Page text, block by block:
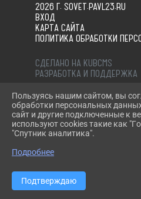
2026 Г. SOVET.PAVL23.RU
ВХОД
КАРТА САЙТА
ПОЛИТИКА ОБРАБОТКИ
СДЕЛАНО НА KUBCMS
РАЗРАБОТКА И ПОДДЕРЖКА
Пользуясь нашим сайтом, вы
обработки персональных
сайт и другие подключенные к
используют cookies такие как
"Спутник аналитика".
Подробнее
Подтверждаю